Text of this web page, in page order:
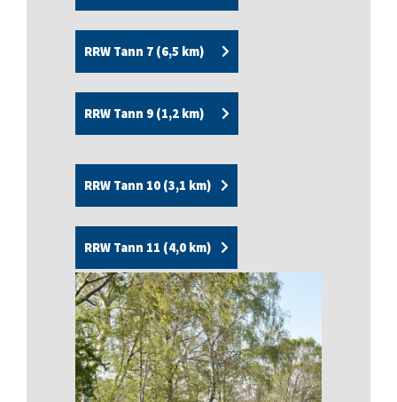
RRW Tann 7 (6,5 km)
RRW Tann 9 (1,2 km)
RRW Tann 10 (3,1 km)
RRW Tann 11 (4,0 km)